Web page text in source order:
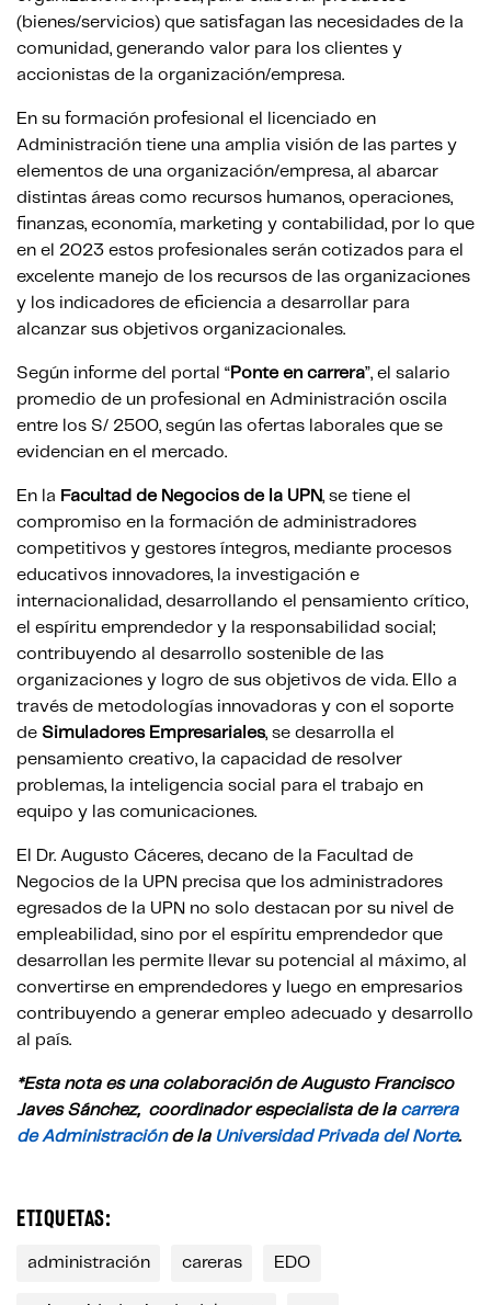
(bienes/servicios) que satisfagan las necesidades de la
comunidad, generando valor para los clientes y
accionistas de la organización/empresa.
En su formación profesional el licenciado en
Administración tiene una amplia visión de las partes y
elementos de una organización/empresa, al abarcar
distintas áreas como recursos humanos, operaciones,
finanzas, economía, marketing y contabilidad, por lo que
en el 2023 estos profesionales serán cotizados para el
excelente manejo de los recursos de las organizaciones
y los indicadores de eficiencia a desarrollar para
alcanzar sus objetivos organizacionales.
Según informe del portal “ Ponte en carrera”, el salario
promedio de un profesional en Administración oscila
entre los S/ 2500, según las ofertas laborales que se
evidencian en el mercado.
En la Facultad de Negocios de la UPN, se tiene el
compromiso en la formación de administradores
competitivos y gestores íntegros, mediante procesos
educativos innovadores, la investigación e
internacionalidad, desarrollando el pensamiento crítico,
el espíritu emprendedor y la responsabilidad social;
contribuyendo al desarrollo sostenible de las
organizaciones y logro de sus objetivos de vida. Ello a
través de metodologías innovadoras y con el soporte
de Simuladores Empresariales, se desarrolla el
pensamiento creativo, la capacidad de resolver
problemas, la inteligencia social para el trabajo en
equipo y las comunicaciones.
El Dr. Augusto Cáceres, decano de la Facultad de
Negocios de la UPN precisa que los administradores
egresados de la UPN no solo destacan por su nivel de
empleabilidad, sino por el espíritu emprendedor que
desarrollan les permite llevar su potencial al máximo, al
convertirse en emprendedores y luego en empresarios
contribuyendo a generar empleo adecuado y desarrollo
al país.
*Esta nota es una colaboración deAugusto Francisco
Javes Sánchez, coordinador especialista de la carrera
de Administración de la Universidad Privada del Norte.
ETIQUETAS:
administración careras EDO